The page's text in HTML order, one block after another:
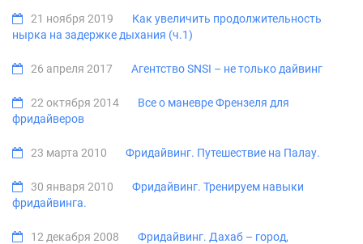
21 ноября 2019
Как увеличить продолжительность
нырка на задержке дыхания (ч.1)
26 апреля 2017 Агентство SNSI – не только дайвинг
22 октября 2014
Все о маневре Френзеля для
фридайверов
23 марта 2010 Фридайвинг. Путешествие на Палау.
30 января 2010
Фридайвинг. Тренируем навыки
фридайвинга.
12 декабря 2008
Фридайвинг. Дахаб – город,